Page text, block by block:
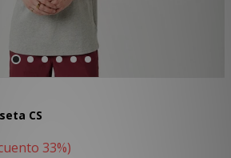
CS
33%)